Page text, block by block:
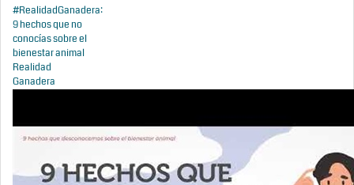
#RealidadGanadera:
9 hechos que no
conocías sobre el
bienestar animal
Realidad
Ganadera